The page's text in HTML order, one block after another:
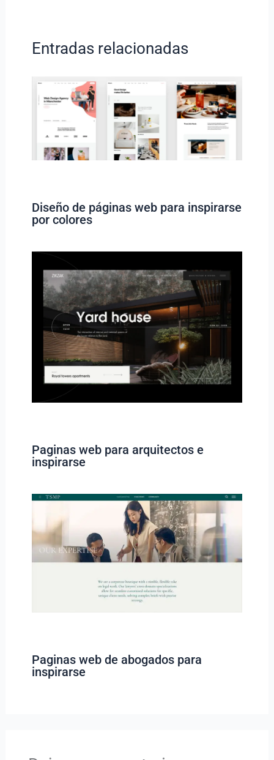
Entradas relacionadas
Diseño de páginas web para inspirarse
por colores
Paginas web para arquitectos e
inspirarse
Paginas web de abogados para
inspirarse